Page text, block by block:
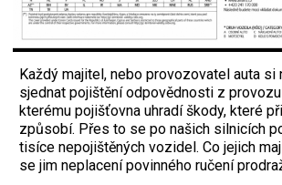
Každý majitel, nebo provozovatel auta si
sjednat pojištění odpovědnosti z
kterému pojišťovna uhradí škody, které
způsobí. Přes to se po našich silnicích
tisíce nepojištěných vozidel. Co jejich
se jim neplacení povinného ručení